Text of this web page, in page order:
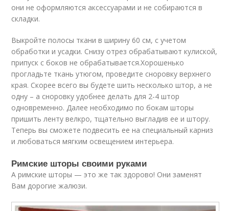
они не оформляются аксессуарами и не собираются в
складки.
Выкройте полосы ткани в ширину 60 см, с учетом
обработки и усадки. Снизу отрез обрабатывают кулиской,
припуск с боков не обрабатывается.Хорошенько
прогладьте ткань утюгом, проведите сноровку верхнего
края. Скорее всего вы будете шить несколько штор, а не
одну – а сноровку удобнее делать для 2-4 штор
одновременно. Далее необходимо по бокам шторы
пришить ленту велкро, тщательно выгладив ее и штору.
Теперь вы сможете подвесить ее на специальный карниз
и любоваться мягким освещением интерьера.
Римские шторы своими руками
А римские шторы — это же так здорово! Они заменят
Вам дорогие жалюзи.